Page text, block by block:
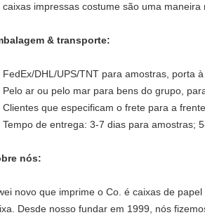
caixas impressas costume são uma
& transporte:
FedEx/DHL/UPS/TNT para amostras, porta
Pelo ar ou pelo mar para bens do grupo,
Clientes que especificam o frete para a
Tempo de entrega: 3-7 dias para amostras;
nós:
novo que imprime o Co. é caixas de
Desde nosso fundar em 1999, nós